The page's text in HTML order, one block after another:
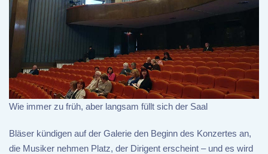
Wie immer zu früh, aber langsam füllt sich der Saal
Bläser kündigen auf der Galerie den Beginn des Konzertes an,
die Musiker nehmen Platz, der Dirigent erscheint – und es wird